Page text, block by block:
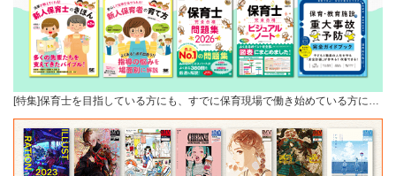
[特集]保育士を目指している方にも、すでに保育現場で働き始めている方に…